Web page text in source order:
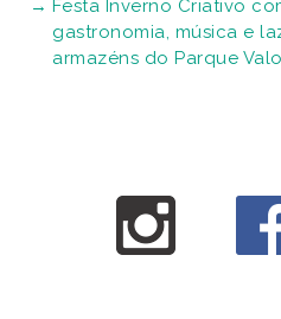
Festa Inverno Criativo
gastronomia, música e
armazéns do Parque